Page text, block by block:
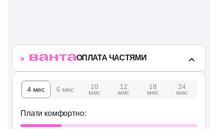
ОПЛАТА ЧАСТЯМИ
4 мес 6 мес 10
мес
12
мес
18
мес
24
мес
Плати комфортно: